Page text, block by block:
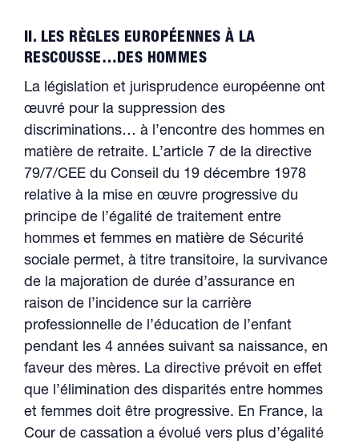
II. LES RÈGLES EUROPÉENNES À LA
RESCOUSSE…DES HOMMES
La législation et jurisprudence européenne ont
œuvré pour la suppression des
discriminations… à l’encontre des hommes en
matière de retraite. L’article 7 de la directive
79/7/CEE du Conseil du 19 décembre 1978
relative à la mise en œuvre progressive du
principe de l’égalité de traitement entre
hommes et femmes en matière de Sécurité
sociale permet, à titre transitoire, la survivance
de la majoration de durée d’assurance en
raison de l’incidence sur la carrière
professionnelle de l’éducation de l’enfant
pendant les 4 années suivant sa naissance, en
faveur des mères. La directive prévoit en effet
que l’élimination des disparités entre hommes
et femmes doit être progressive. En France, la
Cour de cassation a évolué vers plus d’égalité